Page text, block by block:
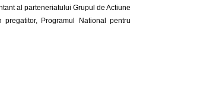
al parteneriatului Grupul de Actiune
Programul National pentru